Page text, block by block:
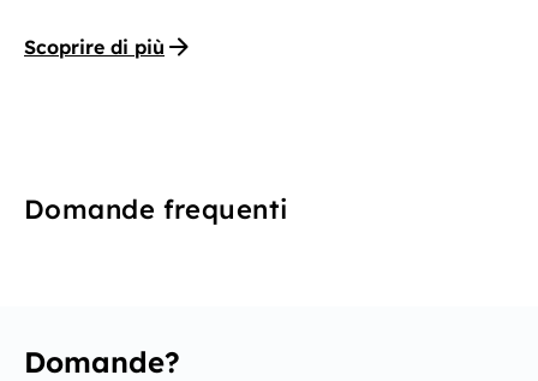
Scoprire di più
Domande frequenti
Domande?